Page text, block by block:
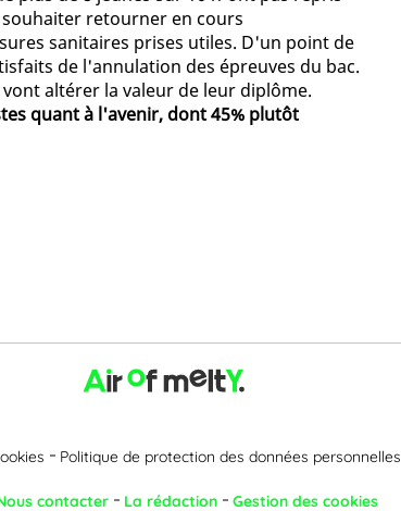
retourner en cours
sanitaires prises utiles. D'un point de
de l'annulation des épreuves du bac.
altérer la valeur de leur diplôme.
quant à l'avenir, dont 45% plutôt
Politique de protection des données personnelles
contacter La rédaction Gestion des cookies